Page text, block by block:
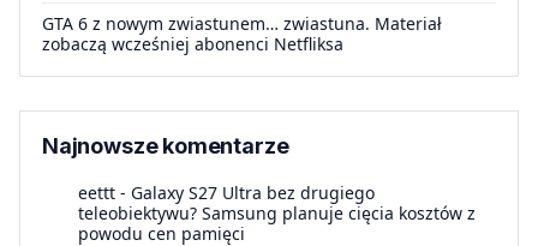
GTA 6 z nowym zwiastunem… zwiastuna. Materiał
zobaczą wcześniej abonenci Netfliksa
Najnowsze komentarze
eettt - Galaxy S27 Ultra bez drugiego
teleobiektywu? Samsung planuje cięcia kosztów z
powodu cen pamięci